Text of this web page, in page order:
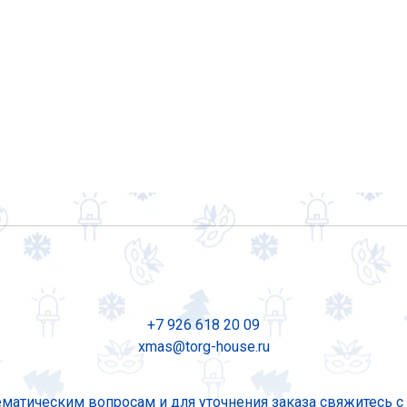
+7 926 618 20 09
xmas@torg-house.ru
вопросам и для уточнения заказа свяжитесь